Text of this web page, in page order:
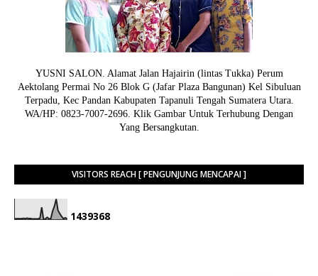
YUSNI SALON. Alamat Jalan Hajairin (lintas Tukka) Perum
Aektolang Permai No 26 Blok G (Jafar Plaza Bangunan) Kel Sibuluan
Terpadu, Kec Pandan Kabupaten Tapanuli Tengah Sumatera Utara.
WA/HP: 0823-7007-2696. Klik Gambar Untuk Terhubung Dengan
Yang Bersangkutan.
VISITORS REACH [ PENGUNJUNG MENCAPAI ]
1439368